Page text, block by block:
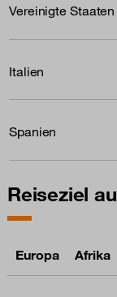
Vereinigte Staaten
Italien
Spanien
Reiseziel
Europa Afrika